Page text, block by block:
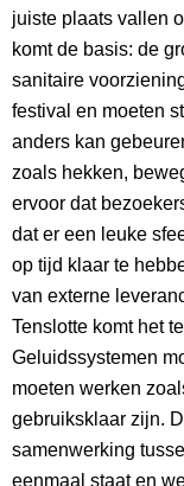
juiste plaats vallen
komt de basis: de
sanitaire
festival en moeten
anders kan
zoals hekken,
ervoor dat
dat er een leuke
op tijd klaar te
van externe
Tenslotte komt het
Geluidssystemen
moeten werken
gebruiksklaar zijn.
samenwerking
eenmaal staat en